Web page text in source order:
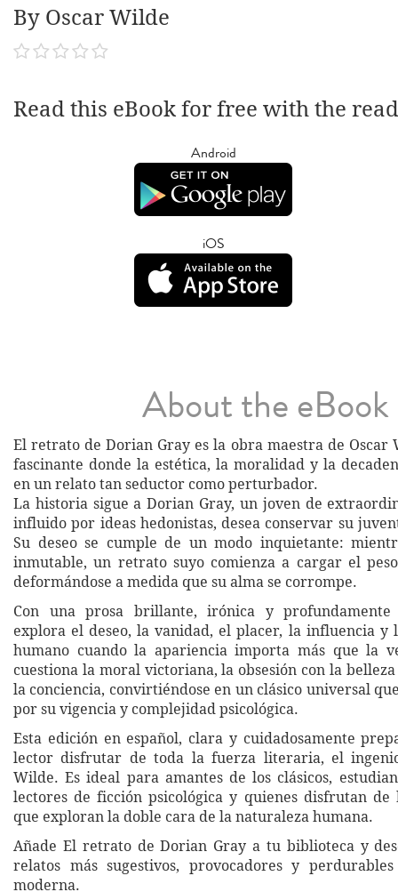
By Oscar Wilde
Read this eBook for free with the
Android
iOS
About the eBook
El retrato de Dorian Gray es la obra maestra de Oscar
fascinante donde la estética, la moralidad y la
en un relato tan seductor como perturbador.
La historia sigue a Dorian Gray, un joven de
influido por ideas hedonistas, desea conservar su
Su deseo se cumple de un modo inquietante:
inmutable, un retrato suyo comienza a cargar el
deformándose a medida que su alma se corrompe.
Con una prosa brillante, irónica y profundamente
explora el deseo, la vanidad, el placer, la influencia y
humano cuando la apariencia importa más que la
cuestiona la moral victoriana, la obsesión con la
la conciencia, convirtiéndose en un clásico universal
por su vigencia y complejidad psicológica.
Esta edición en español, clara y cuidadosamente
lector disfrutar de toda la fuerza literaria, el
Wilde. Es ideal para amantes de los clásicos,
lectores de ficción psicológica y quienes disfrutan de
que exploran la doble cara de la naturaleza humana.
Añade El retrato de Dorian Gray a tu biblioteca y
relatos más sugestivos, provocadores y
moderna.